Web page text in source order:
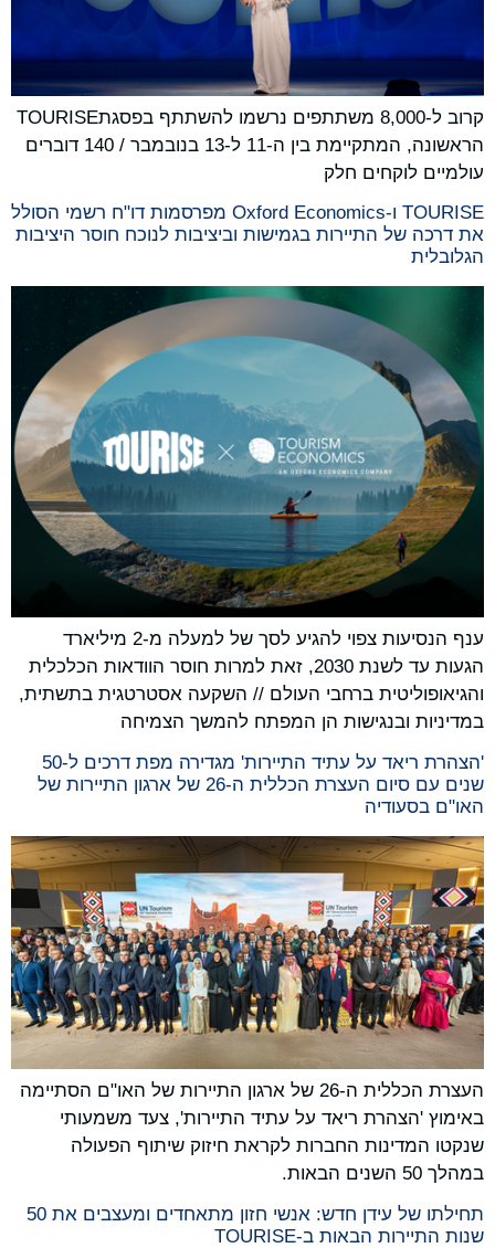
קרוב ל-8,000 משתתפים נרשמו להשתתף בפסגתTOURISE
הראשונה, המתקיימת בין ה‑11 ל‑13 בנובמבר / 140 דוברים
עולמיים לוקחים חלק
TOURISE ו-Oxford Economics מפרסמות דו"ח רשמי הסולל
את דרכה של התיירות בגמישות וביציבות לנוכח חוסר היציבות
הגלובלית
ענף הנסיעות צפוי להגיע לסך של למעלה מ-2 מיליארד
הגעות עד לשנת 2030, זאת למרות חוסר הוודאות הכלכלית
והגיאופוליטית ברחבי העולם // השקעה אסטרטגית בתשתית,
במדיניות ובנגישות הן המפתח להמשך הצמיחה
'הצהרת ריאד על עתיד התיירות' מגדירה מפת דרכים ל‑50
שנים עם סיום העצרת הכללית ה‑26 של ארגון התיירות של
האו"ם בסעודיה
העצרת הכללית ה‑26 של ארגון התיירות של האו"ם הסתיימה
באימוץ 'הצהרת ריאד על עתיד התיירות', צעד משמעותי
שנקטו המדינות החברות לקראת חיזוק שיתוף הפעולה
במהלך 50 השנים הבאות.
תחילתו של עידן חדש: אנשי חזון מתאחדים ומעצבים את 50
שנות התיירות הבאות ב-TOURISE